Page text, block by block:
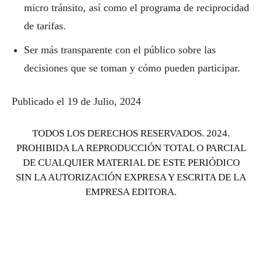
micro tránsito, así como el programa de reciprocidad
de tarifas.
Ser más transparente con el público sobre las
decisiones que se toman y cómo pueden participar.
Publicado el 19 de Julio, 2024
TODOS LOS DERECHOS RESERVADOS. 2024.
PROHIBIDA LA REPRODUCCIÓN TOTAL O PARCIAL
DE CUALQUIER MATERIAL DE ESTE PERIÓDICO
SIN LA AUTORIZACIÓN EXPRESA Y ESCRITA DE LA
EMPRESA EDITORA.